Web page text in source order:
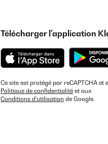
Télécharger l'application
Ce site est protégé par reCAPTCHA et
Politique de confidentialité et aux
Conditions d'utilisation de Google.